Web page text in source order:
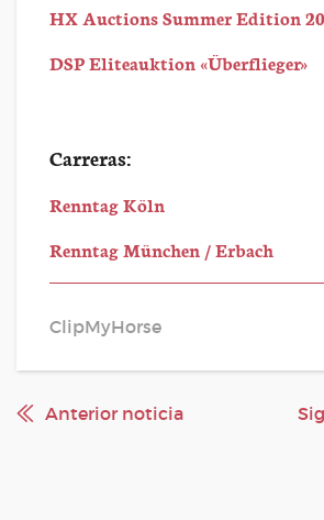
HX Auctions Summer Edition
DSP Eliteauktion «Überflieger»
Carreras:
Renntag Köln
Renntag München / Erbach
ClipMyHorse
Anterior noticia